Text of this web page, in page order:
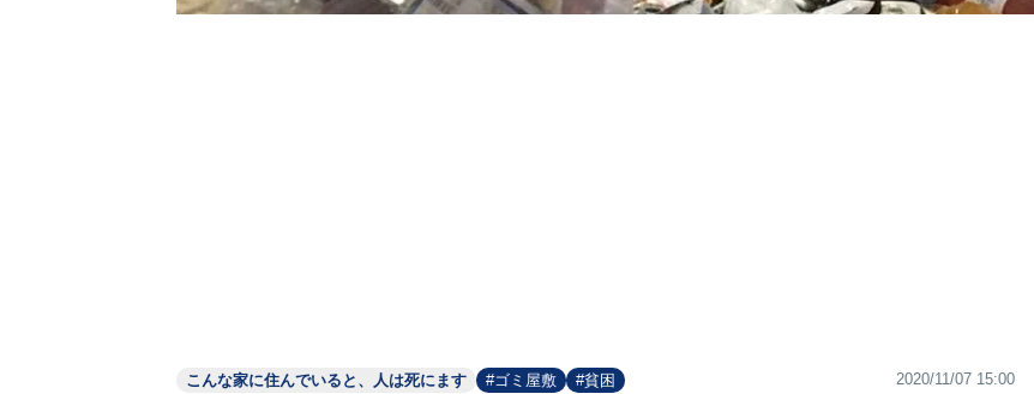
こんな家に住んでいると、人は死にます #ゴミ屋敷 #貧困 2020/11/07 15:00